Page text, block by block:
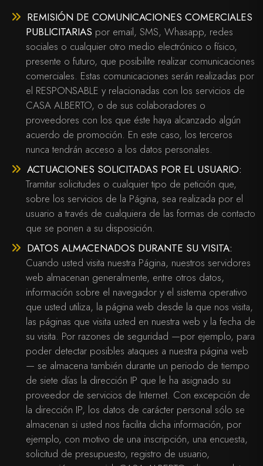
REMISIÓN DE COMUNICACIONES COMERCIALES
PUBLICITARIAS por email, SMS, Whasapp, redes
sociales o cualquier otro medio electrónico o físico,
presente o futuro, que posibilite realizar comunicaciones
comerciales. Estas comunicaciones serán realizadas por
el RESPONSABLE y relacionadas con los servicios de
CASA ALBERTO, o de sus colaboradores o
proveedores con los que éste haya alcanzado algún
acuerdo de promoción. En este caso, los terceros
nunca tendrán acceso a los datos personales.
ACTUACIONES SOLICITADAS POR EL USUARIO:
Tramitar solicitudes o cualquier tipo de petición que,
sobre los servicios de la Página, sea realizada por el
usuario a través de cualquiera de las formas de contacto
que se ponen a su disposición.
DATOS ALMACENADOS DURANTE SU VISITA:
Cuando usted visita nuestra Página, nuestros servidores
web almacenan generalmente, entre otros datos,
información sobre el navegador y el sistema operativo
que usted utiliza, la página web desde la que nos visita,
las páginas que visita usted en nuestra web y la fecha de
su visita. Por razones de seguridad —por ejemplo, para
poder detectar posibles ataques a nuestra página web
— se almacena también durante un periodo de tiempo
de siete días la dirección IP que le ha asignado su
proveedor de servicios de Internet. Con excepción de
la dirección IP, los datos de carácter personal sólo se
almacenan si usted nos facilita dicha información, por
ejemplo, con motivo de una inscripción, una encuesta,
solicitud de presupuesto, registro de usuario,